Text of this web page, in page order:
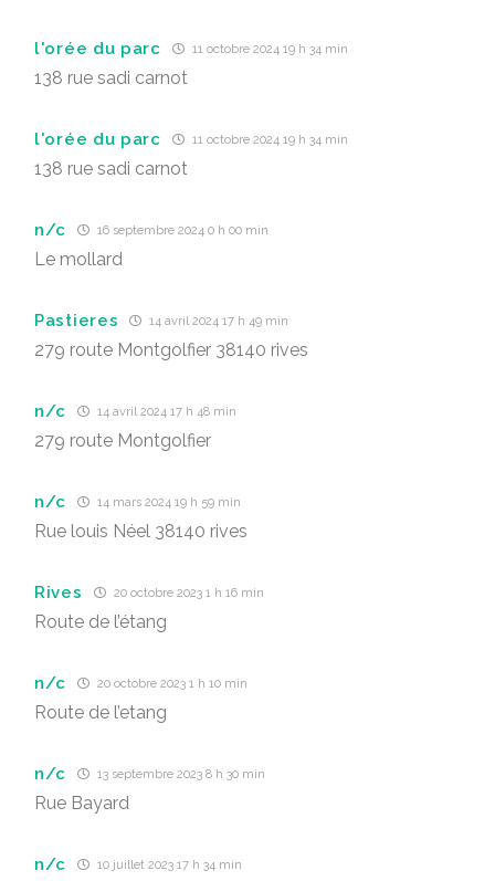
l'orée du parc 11 octobre 2024 19 h 34 min
138 rue sadi carnot
l'orée du parc 11 octobre 2024 19 h 34 min
138 rue sadi carnot
n/c 16 septembre 2024 0 h 00 min
Le mollard
Pastieres 14 avril 2024 17 h 49 min
279 route Montgolfier 38140 rives
n/c 14 avril 2024 17 h 48 min
279 route Montgolfier
n/c 14 mars 2024 19 h 59 min
Rue louis Néel 38140 rives
Rives 20 octobre 2023 1 h 16 min
Route de l’étang
n/c 20 octobre 2023 1 h 10 min
Route de l’etang
n/c 13 septembre 2023 8 h 30 min
Rue Bayard
n/c 10 juillet 2023 17 h 34 min